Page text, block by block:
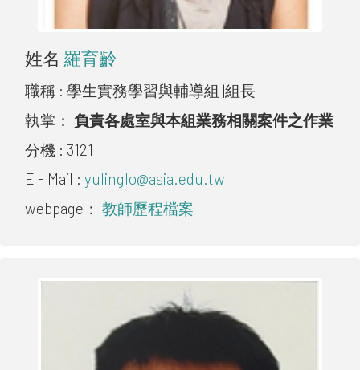
姓名 羅育齡
職稱 : 學生實務學習與輔導組 |組長
執掌： 負責各處室與本組業務相關案件之作業
分機 : 3121
E - Mail : yulinglo@asia.edu.tw
webpage： 教師歷程檔案